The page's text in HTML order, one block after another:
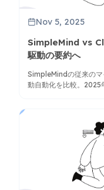
Nov 5, 2025
SimpleMind vs
駆動の要約へ
SimpleMindの従来の
動自動化を比較。2025